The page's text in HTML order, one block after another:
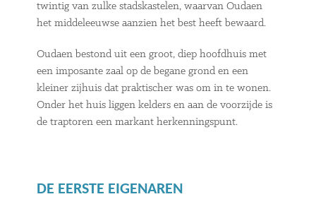
twintig van zulke stadskastelen, waarvan Oudaen
het middeleeuwse aanzien het best heeft bewaard.
Oudaen bestond uit een groot, diep hoofdhuis met
een imposante zaal op de begane grond en een
kleiner zijhuis dat praktischer was om in te wonen.
Onder het huis liggen kelders en aan de voorzijde is
de traptoren een markant herkenningspunt.
DE EERSTE EIGENAREN